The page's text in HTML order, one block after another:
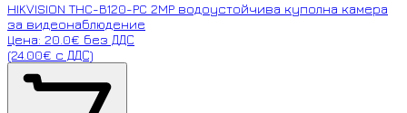
HIKVISION THC-B120-PC 2MP водоустойчива куполна камера
за видеонаблюдение
Цена: 20.0€ без ДДС
(24.00€ с ДДС)